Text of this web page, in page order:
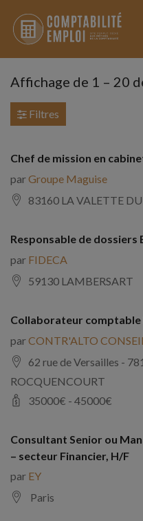
Affichage de 1 – 20
Filtres
Chef de mission en
parGroupe Maguise
83160 LA VALETTE
Responsable de dossiers
par FIDECA
59130 LAMBERSART
Collaborateur comptable
parCONTR'ALTO CONSEIL
62 rue de Versailles -
ROCQUENCOURT
35000€ - 45000€
Consultant Senior ou
– secteur Financier, H/F
par EY
Paris